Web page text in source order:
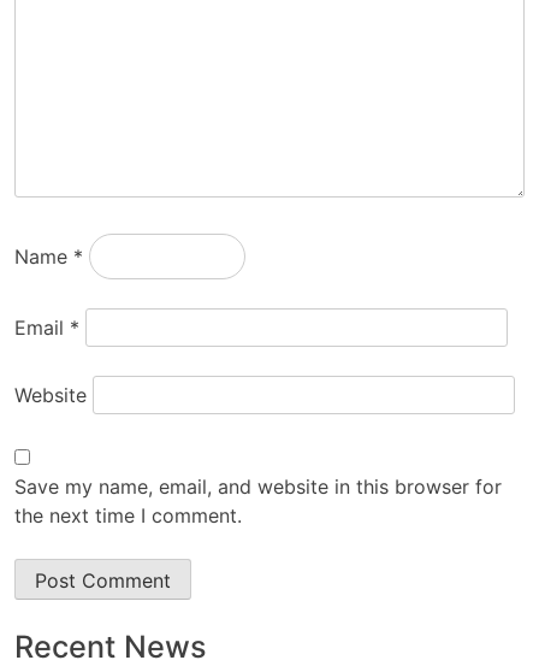
Name *
Email *
Website
Save my name, email, and website in this browser for
the next time I comment.
Recent News